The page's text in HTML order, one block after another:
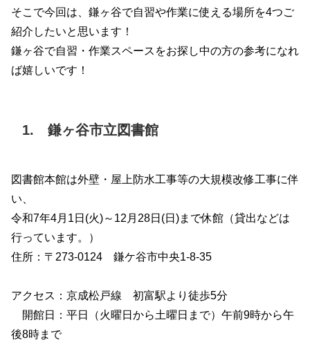
そこで今回は、鎌ヶ谷で自習や作業に使える場所を4つご
紹介したいと思います！
鎌ヶ谷で自習・作業スペースをお探し中の方の参考になれ
ば嬉しいです！
1. 鎌ヶ谷市立図書館
図書館本館は外壁・屋上防水工事等の大規模改修工事に伴
い、
令和7年4月1日(火)～12月28日(日)まで休館（貸出などは
行っています。）
住所：〒273-0124 鎌ケ谷市中央1-8-35
アクセス：京成松戸線 初富駅より徒歩5分
開館日：平日（火曜日から土曜日まで）午前9時から午
後8時まで